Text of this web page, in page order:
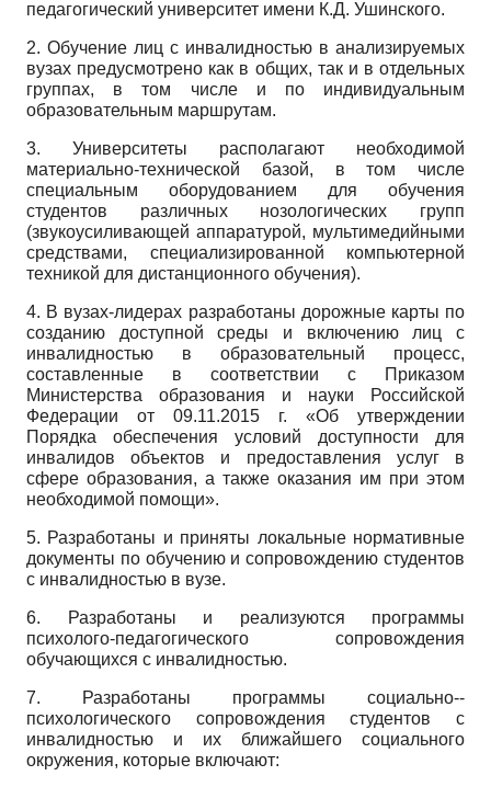
педагогический университет имени К.Д. Ушинского.
2. Обучение лиц с инвалидностью в анализируемых
вузах предусмотрено как в общих, так и в отдельных
группах, в том числе и по индивидуальным
образовательным маршрутам.
3. Университеты располагают необходимой
материально-технической базой, в том числе
специальным оборудованием для обучения
студентов различных нозологических групп
(звукоусиливающей аппаратурой, мультимедийными
средствами, специализированной компьютерной
техникой для дистанционного обучения).
4. В вузах-лидерах разработаны дорожные карты по
созданию доступной среды и включению лиц с
инвалидностью в образовательный процесс,
составленные в соответствии с Приказом
Министерства образования и науки Российской
Федерации от 09.11.2015 г. «Об утверждении
Порядка обеспечения условий доступности для
инвалидов объектов и предоставления услуг в
сфере образования, а также оказания им при этом
необходимой помощи».
5. Разработаны и приняты локальные нормативные
документы по обучению и сопровождению студентов
с инвалидностью в вузе.
6. Разработаны и реализуются программы
психолого-педагогического сопровождения
обучающихся с инвалидностью.
7. Разработаны программы социально-­
психологического сопровождения студентов с
инвалидностью и их ближайшего социального
окружения, которые включают: